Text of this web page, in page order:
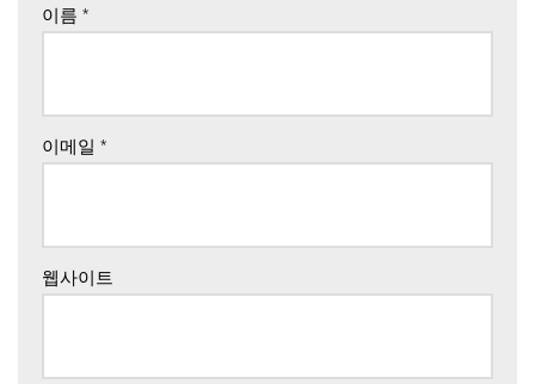
이름 *
이메일 *
웹사이트